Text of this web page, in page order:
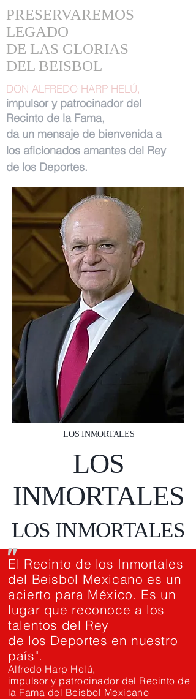
PRESERVAREMOS
LEGADO
DE LAS GLORIAS
DEL BEISBOL
DON ALFREDO HARP HELÚ,
impulsor y patrocinador del
Recinto de la Fama,
da un mensaje de bienvenida a
los aficionados amantes del Rey
de los Deportes.
LOS INMORTALES
LOS
INMORTALES
LOS INMORTALES
El Recinto de los Inmortales
del Beisbol Mexicano es un
acierto para México. Es un
lugar que reconoce a los
talentos del Rey
de los Deportes en nuestro
país".
Alfredo Harp Helú,
impulsor y patrocinador del Recinto de
la Fama del Beisbol Mexicano
"